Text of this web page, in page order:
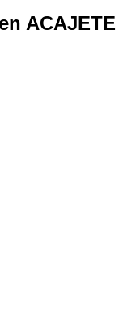
ACAJETE